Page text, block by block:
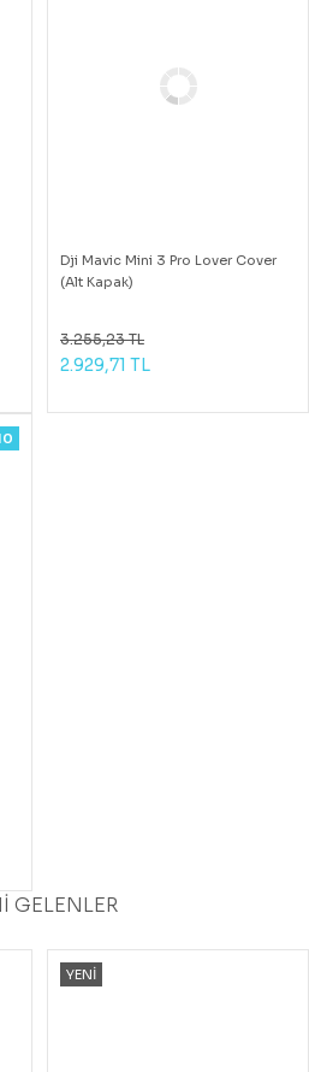
Dji Mavic Mini 3 Pro Lover Cover
(Alt Kapak)
3.255,23 TL
2.929,71 TL
GELENLER
YENİ